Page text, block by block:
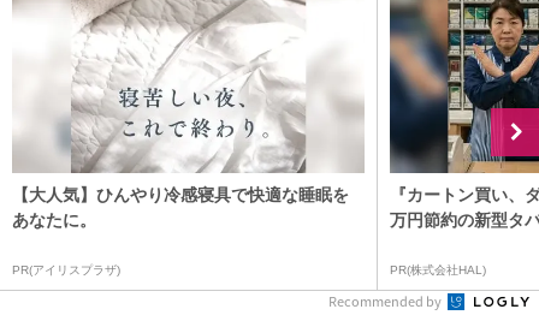
【大人気】ひんやり冷感寝具で快適な睡眠を
あなたに。
PR(アイリスプラザ)
『カートン買い、
万円節約の新型タ
PR(株式会社HAL)
Recommended by